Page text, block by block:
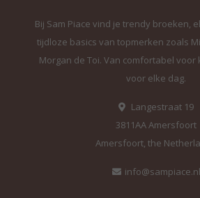
Bij Sam Piace vind je trendy broeken,
tijdloze basics van topmerken zoals
Morgan de Toi. Van comfortabel
voor elke dag.
Langestraat 19
3811AA Amersfoort
Amersfoort, the
info@sampiace.nl